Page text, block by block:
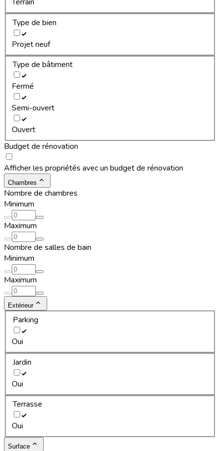
Type de bien
Projet neuf
Type de bâtiment
Fermé
Semi-ouvert
Ouvert
Budget de rénovation
Afficher les propriétés avec un budget de rénovation
Chambres
Nombre de chambres
Minimum
Maximum
Nombre de salles de bain
Minimum
Maximum
Extérieur
Parking
Oui
Jardin
Oui
Terrasse
Oui
Surface